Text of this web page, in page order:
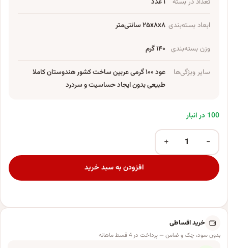
ابعاد بسته‌بندی ۲۵x۸x۸ سانتی‌متر
وزن بسته‌بندی ۱۴۰ گرم
سایر ویژگی‌ها
عود ۱۰۰ گرمی عربین ساخت کشور هندوستان کاملا
طبیعی بدون ایجاد حساسیت و سردرد
100 در انبار
عود ناندیتا مدل عربی عدد
−
+
افزودن به سبد خرید
خرید اقساطی
بدون سود، چک و ضامن — پرداخت در 4 قسط ماهانه